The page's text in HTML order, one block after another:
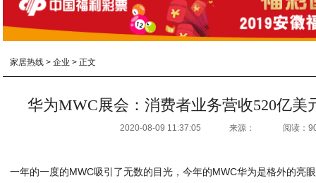
家居热线 >企业 > 正文
华为MWC展会：消费者业务营收520亿美
2020-08-09 11:37:05 来源： 阅读：
一年的一度的MWC吸引了无数的目光，今年的MWC华为是格外的亮